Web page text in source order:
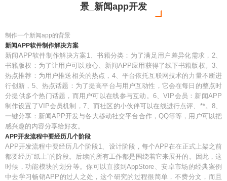
景_新闻app开发
制作一个新闻app的背景
新闻APP软件制作解决方案
新闻APP软件制作解决方案1、书籍分类：为了满足用户差异化需求，2、
书籍版权：为了让用户可以放心、新闻APP应用获得了线下书籍版权。3、
热点推荐：为用户推送相关的热点，4、平台依托互联网技术的力量不断进
行创新，5、热点话题：为了提高平台与用户互动性，它会在每日的整点时
分提供多个热门话题，而用户可以在线参与互动。6、VIP会员：新闻APP
制作设置了VIP会员机制，7、而社区的小伙伴可以在线进行点评、**。8、
一键分享：新闻APP开发与各大移动社交平台合作，QQ等等，用户可以把
感兴趣的内容分享给好友。
APP开发流程中要经历几个阶段
APP开发流程中要经历几个阶段1、设计阶段，每个APP在在正式上架之前
都要经历“纸上”的阶段。后续的所有工作都是围绕着它来展开的。因此，这
时候，功能模块的划分等。你可以直接到AppStore、安卓市场的经典案例
中去学习畅销APP的过人之处，这个研究的过程很简单，不费分文，而且